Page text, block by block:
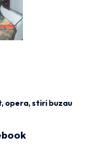
, opera,stiri buzau